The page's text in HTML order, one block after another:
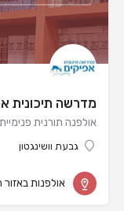
מדרשה תיכונית
אולפנה תורנית
גבעת וושינגטון
אולפנות באזור